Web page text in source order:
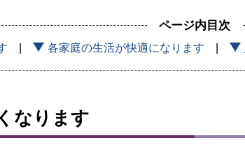
ページ内目次
各家庭の生活が快適になります
なります